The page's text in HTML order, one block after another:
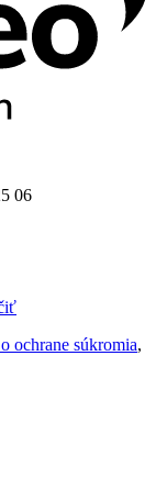
06
ochrane súkromia,